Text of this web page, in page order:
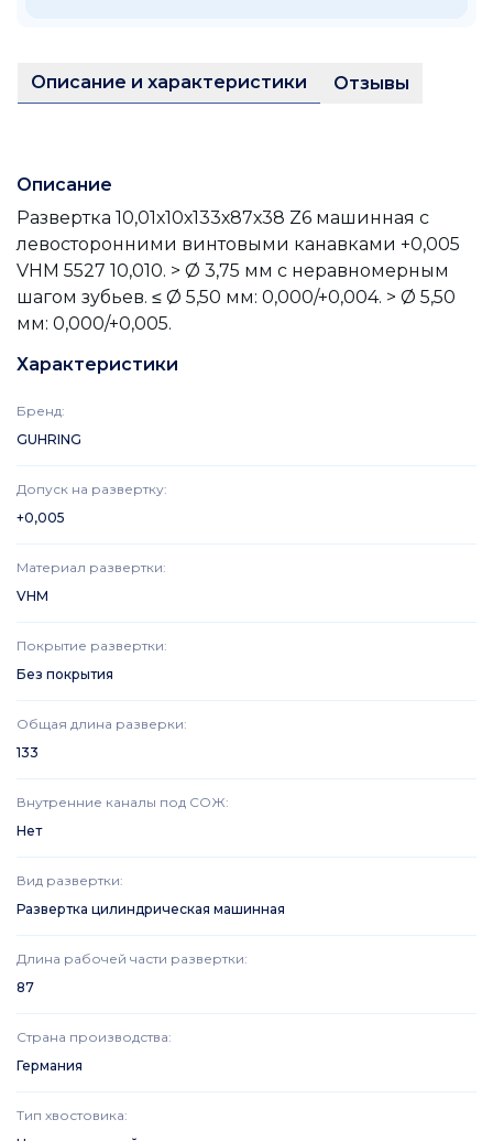
Описание и характеристики Отзывы
Описание
Развертка 10,01х10х133х87х38 Z6 машинная с
левосторонними винтовыми канавками +0,005
VHM 5527 10,010. > Ø 3,75 мм с неравномерным
шагом зубьев. ≤ Ø 5,50 мм: 0,000/+0,004. > Ø 5,50
мм: 0,000/+0,005.
Характеристики
Бренд:
GUHRING
Допуск на развертку:
+0,005
Материал развертки:
VHM
Покрытие развертки:
Без покрытия
Общая длина разверки:
133
Внутренние каналы под СОЖ:
Нет
Вид развертки:
Развертка цилиндрическая машинная
Длина рабочей части развертки:
87
Страна производства:
Германия
Тип хвостовика: